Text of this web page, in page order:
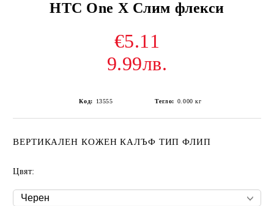
HTC One X Слим флекси
€5.11
9.99лв.
Код: 13555 Тегло: 0.000 кг
ВЕРТИКАЛЕН КОЖЕН КАЛЪФ ТИП ФЛИП
Цвят: